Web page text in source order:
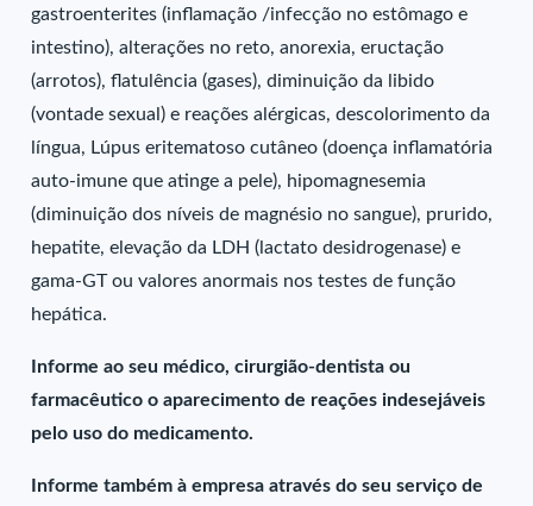
gastroenterites (inflamação /infecção no estômago e
intestino), alterações no reto, anorexia, eructação
(arrotos), flatulência (gases), diminuição da libido
(vontade sexual) e reações alérgicas, descolorimento da
língua, Lúpus eritematoso cutâneo (doença inflamatória
auto-imune que atinge a pele), hipomagnesemia
(diminuição dos níveis de magnésio no sangue), prurido,
hepatite, elevação da LDH (lactato desidrogenase) e
gama-GT ou valores anormais nos testes de função
hepática.
Informe ao seu médico, cirurgião-dentista ou
farmacêutico o aparecimento de reações indesejáveis
pelo uso do medicamento.
Informe também à empresa através do seu serviço de